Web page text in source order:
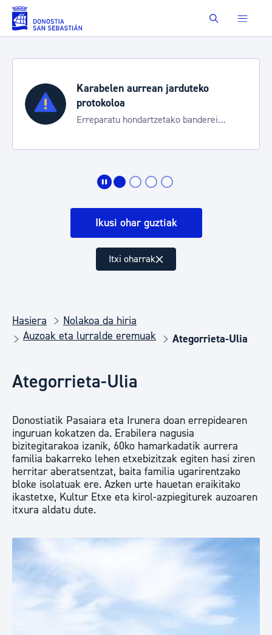
Eduki nagusira joan Buscar
Aste Nagusia 2026
Trafiko mozketak eta garraio
bereziak
Ikusi ohar guztiak
Itxi oharrak
Hasiera
Nolakoa da hiria
Auzoak eta lurralde eremuak
Ategorrieta-Ulia
Ategorrieta-Ulia
Donostiatik Pasaiara eta Irunera doan errepidearen
inguruan kokatzen da. Erabilera nagusia
bizitegitarakoa izanik, 60ko hamarkadatik aurrera
familia bakarreko lehen etxebizitzak egiten hasi ziren
herritar aberatsentzat, baita familia ugarirentzako
bloke isolatuak ere. Azken urte hauetan eraikitako
ikastetxe, Kultur Etxe eta kirol-azpiegiturek auzoaren
itxura aldatu dute.